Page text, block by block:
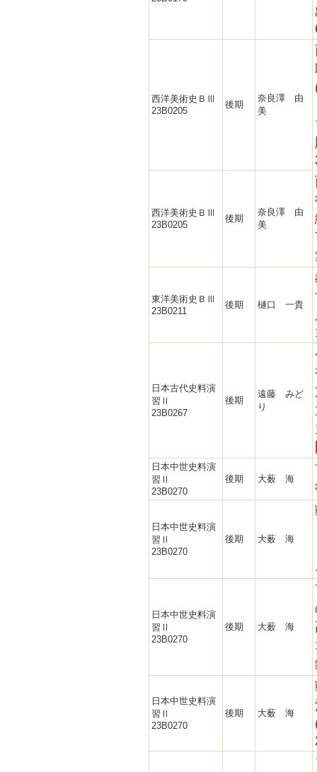
西洋美術史ＢⅢ
23B0205
後期
奈良澤 由
美
西洋美術史ＢⅢ
23B0205
後期
奈良澤 由
美
東洋美術史ＢⅢ
23B0211
後期 樋口 一貴
日本古代史料演
習Ⅱ
23B0267
後期
遠藤 みど
り
日本中世史料演
習Ⅱ
23B0270
後期 大薮 海
日本中世史料演
習Ⅱ
23B0270
後期 大薮 海
日本中世史料演
習Ⅱ
23B0270
後期 大薮 海
日本中世史料演
習Ⅱ
23B0270
後期 大薮 海